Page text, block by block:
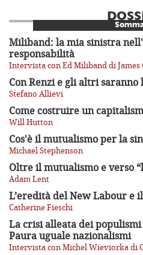
Miliband: la mia sinistra
responsabilità
Intervista con Ed Miliband di James
Con Renzi e gli altri
Stefano Allievi
Come costruire un
Will Hutton
Cos'è il mutualismo per la
Michael Stephenson
Oltre il mutualismo e verso
Adam Lent
L’eredità del New Labour e
Catherine Fieschi
La crisi alleata dei populismi
Paura uguale nazionalismi
Intervista con Michel Wieviorka di